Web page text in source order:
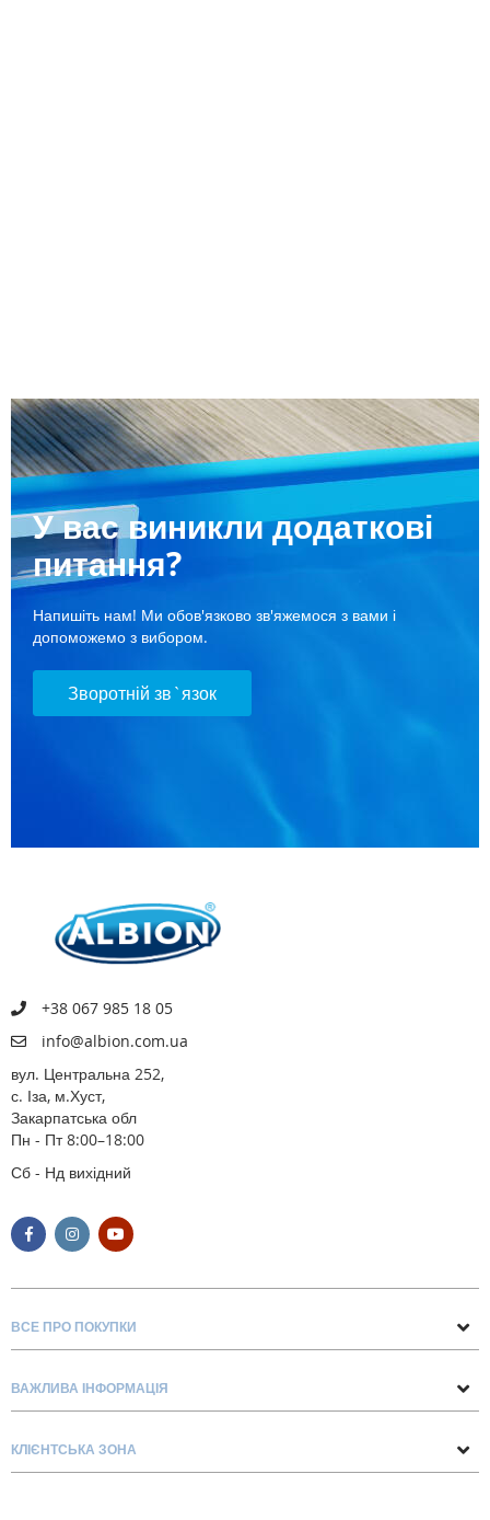
У вас виникли додаткові
питання?
Напишіть нам! Ми обов'язково зв'яжемося з вами і
допоможемо з вибором.
Зворотній зв`язок
+38 067 985 18 05
info@albion.com.ua
вул. Центральна 252,
с. Іза, м.Хуст,
Закарпатська обл
Пн - Пт 8:00–18:00
Сб - Нд вихідний
ВСЕ ПРО ПОКУПКИ
Про нас
Блог
ВАЖЛИВА ІНФОРМАЦІЯ
Доставка та оплата
КЛІЄНТСЬКА ЗОНА